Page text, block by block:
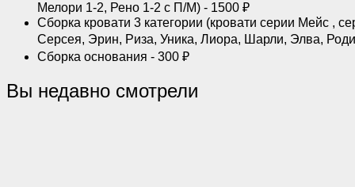
Мелори 1-2, Рено 1-2 с П/М) - 1500 ₽
Сборка кровати 3 категории (кровати серии Мейс ,
Серсея, Эрин, Риза, Уника, Лиора, Шарли, Элва,
Сборка основания - 300 ₽
Вы недавно смотрели